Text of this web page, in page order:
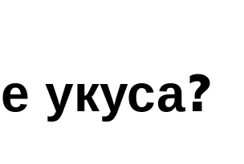
укуса?